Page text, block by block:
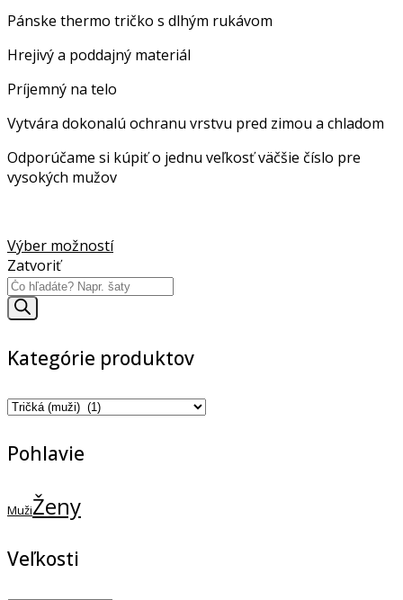
options
may
chosen
the
product
page
Pánske thermo tričko s dlhým rukávom
Hrejivý a poddajný materiál
Príjemný na telo
Vytvára dokonalú ochranu vrstvu pred zimou a chladom
Odporúčame si kúpiť o jednu veľkosť väčšie číslo pre
vysokých mužov
Výber možností
This
product
has
multiple
The
may
chosen
on
product
page
Zatvoriť
Products
search
Kategórie produktov
Pohlavie
MužiŽeny
Veľkosti